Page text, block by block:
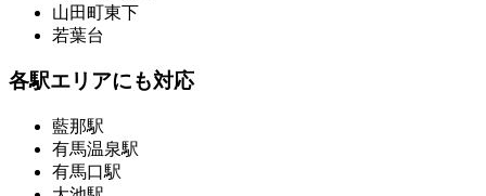
山田町東下
若葉台
各駅エリアにも対応
藍那駅
有馬温泉駅
有馬口駅